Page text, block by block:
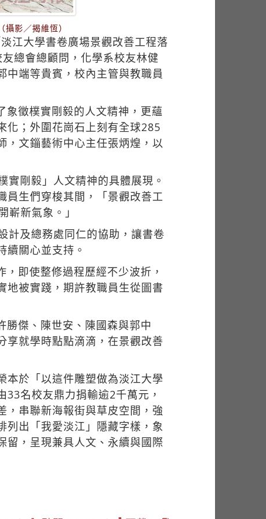
影／揭維恆）
江大學書卷廣場景觀改善工程落
總會總顧問，化學系校友林健
中端等貴賓，校內主管與教職員
象徵樸實剛毅的人文精神，更蘊
化；外圍花崗石上刻有全球285
，文錙藝術中心主任張炳煌，以
剛毅」人文精神的具體展現。
員生們穿梭其間，「景觀改善工
新氣象。」
計及總務處同仁的協助，讓書卷
續關心並支持。
即使整修過程歷經不少波折，
地被實踐，期許教職員生從圖書
勝傑、陳世安、陳國森與郭中
享就學時點點滴滴，在景觀改善
本於「以這件雕塑做為淡江大學
名校友鼎力捐輸逾2千萬元，
，串聯新海報街與草皮空間，強
列出「我愛淡江」隱藏字樣，象
留，呈現兼具人文、永續與國際